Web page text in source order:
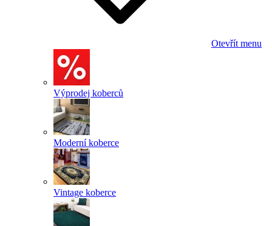
Otevřít menu
Výprodej koberců
Moderní koberce
Vintage koberce